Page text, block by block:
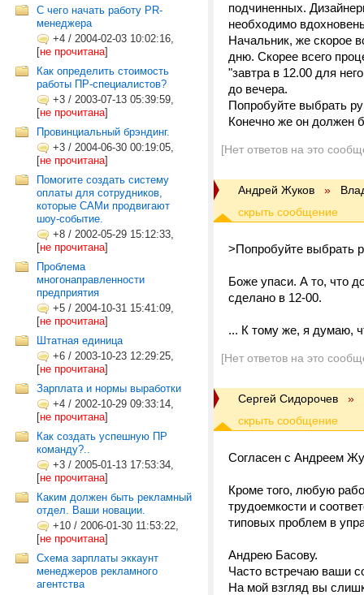
С чего начать работу PR-
менеджера
+4 / 2004-02-03 10:02:16,
[не прочитана]
Как определить стоимость
работы ПР-специалистов?
+3 / 2003-07-13 05:39:59,
[не прочитана]
Провинциальный брэндинг.
+3 / 2004-06-30 00:19:05,
[не прочитана]
Помогите создать систему
оплаты для сотрудников,
которые САМи продвигают
шоу-событие.
+8 / 2002-05-29 15:12:33,
[не прочитана]
Проблема
многонаправленности
предприятия
+5 / 2004-10-31 15:41:09,
[не прочитана]
Штатная единица
+6 / 2003-10-23 12:29:25,
[не прочитана]
Зарплата и нормы выработки
+4 / 2002-10-29 09:33:14,
[не прочитана]
Как создать успешную ПР
команду?..
+3 / 2005-01-13 17:53:34,
[не прочитана]
Каким должен быть рекламный
отдел. Ваши новации.
+10 / 2006-01-30 11:53:22,
[не прочитана]
Схема зарплаты эккаунт
менеджеров рекламного
агентства
подчиненных.
необходимо
Начальник, же скорое
дню. Скорее всего
"завтра в 12.00 для
до вечера.
Попробуйте выбрать
Конечно же он должен
[Нет ответов на это
Андрей Жуков »
>Попробуйте выбрать
Боже упаси. А то, что
сделано в 12-00.
... К тому же, я думаю,
[Нет ответов на это
Сергей Сидорочев »
Согласен с Андреем
Кроме того, любую
трудоемкости и
типовых проблем в
Андрею Басову.
Часто встречаю ваши
На мой взгляд вы